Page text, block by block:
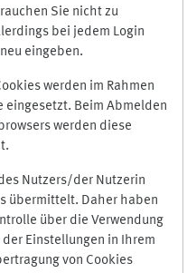
Sie nicht zu
bei jedem Login
eingeben.
werden im Rahmen
eingesetzt. Beim Abmelden
werden diese
Nutzers/der Nutzerin
übermittelt. Daher haben
über die Verwendung
Einstellungen in Ihrem
von Cookies